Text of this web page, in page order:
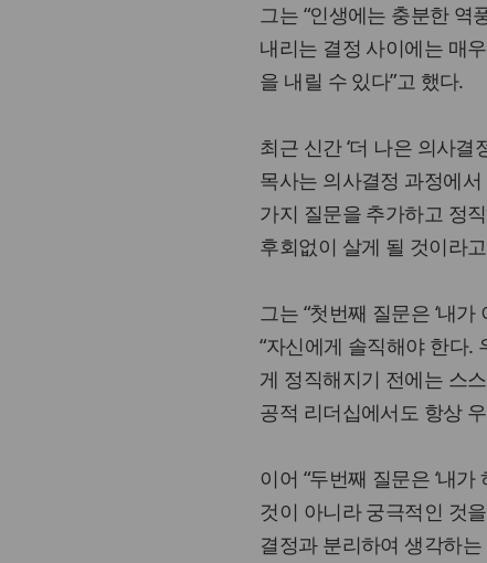
그는 “인생에는 충분한 역
내리는 결정 사이에는 매
을 내릴 수 있다”고 했다.
최근 신간 ‘더 나은 의사
목사는 의사결정 과정에
가지 질문을 추가하고 정
후회없이 살게 될 것이라
그는 “첫번째 질문은 ‘내
“자신에게 솔직해야 한다.
게 정직해지기 전에는 스
공적 리더십에서도 항상
이어 “두번째 질문은 ‘내
것이 아니라 궁극적인 것
결정과 분리하여 생각하